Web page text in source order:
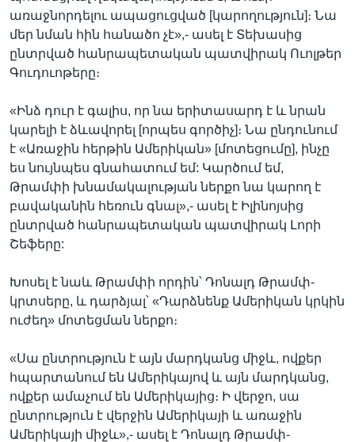
առաջնորդելու ապացուցված [կարողություն]։ Նա
մեր նման հին հանածո չէ»,- ասել է Տեխասից
ընտրված հանրապետական պատվիրակ Ուոլթեր
Գուդուոթերը։
«Ինձ դուր է գալիս, որ նա երիտասարդ է և նրան
կարելի է ձևավորել [որպես գործիչ]։ Նա ընդունում
է «Առաջին հերթին Ամերիկան» [մոտեցումը], ինչը
ես նույնպես գնահատում եմ: Կարծում եմ,
Թրամփի խնամակալության ներքո նա կարող է
բավականին հեռուն գնալ»,- ասել է Իլինոյսից
ընտրված հանրապետական պատվիրակ Լորի
Շեֆերը:
Խոսել է նաև Թրամփի որդին՝ Դոնալդ Թրամփ-
կրտսերը, և դարձյալ՝ «Դարձնենք Ամերիկան կրկին
ուժեղ» մոտեցման ներքո։
«Սա ընտրություն է այն մարդկանց միջև, ովքեր
հպարտանում են Ամերիկայով և այն մարդկանց,
ովքեր ամաչում են Ամերիկայից։ Ի վերջո, սա
ընտրություն է վերջին Ամերիկայի և առաջին
Ամերիկայի միջև»,- ասել է Դոնալդ Թրամփ-